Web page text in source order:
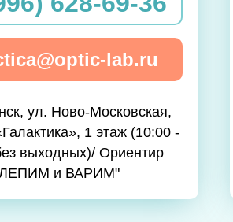
lab.ru
ул. Ново-Московская,
1 этаж (10:00 -
выходных)/ Ориентир
и ВАРИМ"